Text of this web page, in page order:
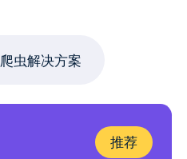
爬虫解决方案
推荐